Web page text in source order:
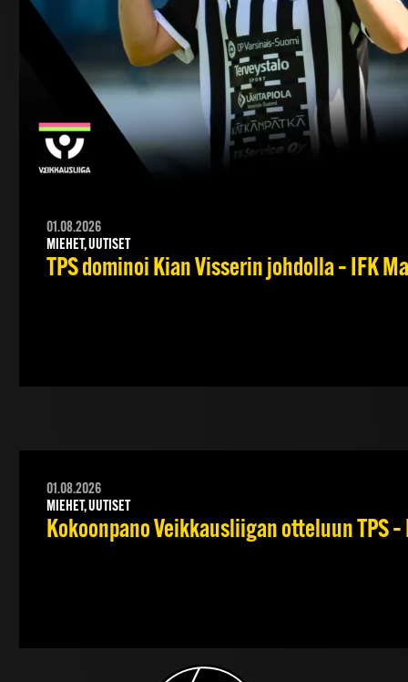
01.08.2026
MIEHET, UUTISET
TPS dominoi Kian Visserin johdolla – IFK
01.08.2026
MIEHET, UUTISET
Kokoonpano Veikkausliigan otteluun TPS